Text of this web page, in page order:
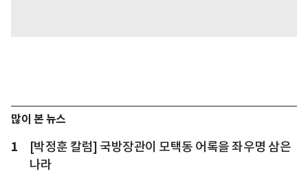
많이 본 뉴스
1
[박정훈 칼럼] 국방장관이 모택동 어록을 좌우명 삼은
나라